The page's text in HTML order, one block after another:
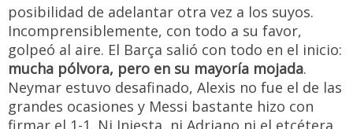
posibilidad de adelantar otra vez a los suyos.
Incomprensiblemente, con todo a su favor,
golpeó al aire. El Barça salió con todo en el inicio:
mucha pólvora, pero en su mayoría mojada.
Neymar estuvo desafinado, Alexis no fue el de las
grandes ocasiones y Messi bastante hizo con
firmar el 1-1. Ni Iniesta, ni Adriano ni el etcétera